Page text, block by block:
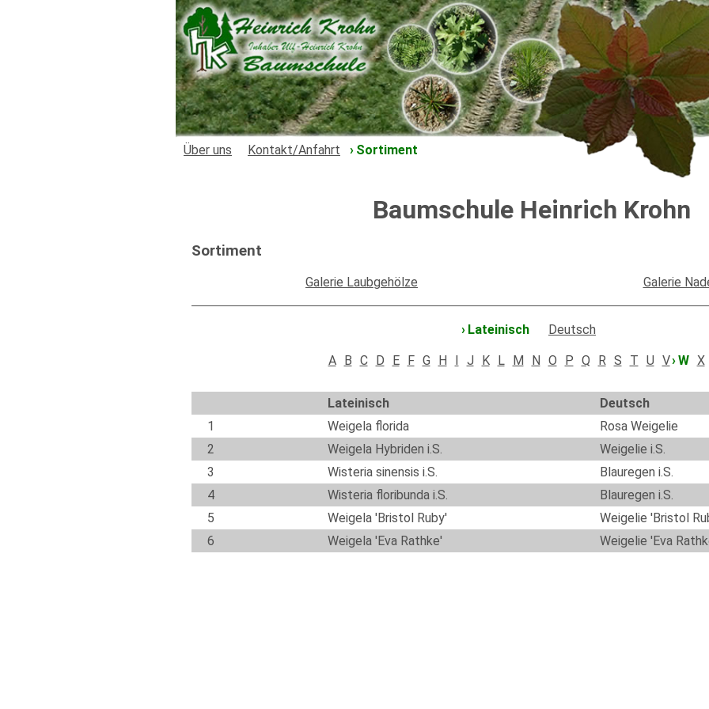
Über uns Kontakt/Anfahrt Sortiment
Baumschule Heinrich Krohn
Sortiment
Galerie Laubgehölze Galerie
Lateinisch Deutsch
A B C D E F G H I J K L M N O P Q R S T U V W X
Lateinisch
Deutsch
1
Weigela florida
Rosa Weigelie
2
Weigela Hybriden i.S.
Weigelie i.S.
3
Wisteria sinensis i.S.
Blauregen i.S.
4
Wisteria floribunda i.S.
Blauregen i.S.
5
Weigela 'Bristol Ruby'
Weigelie 'Bristol
6
Weigela 'Eva Rathke' Weigelie 'Eva